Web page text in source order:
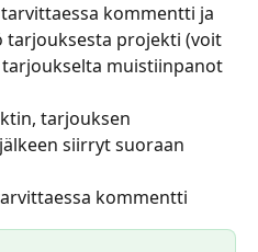
kommentti ja
tarjouksesta projekti (voit
muistiinpanot
tarjouksen
siirryt suoraan
kommentti